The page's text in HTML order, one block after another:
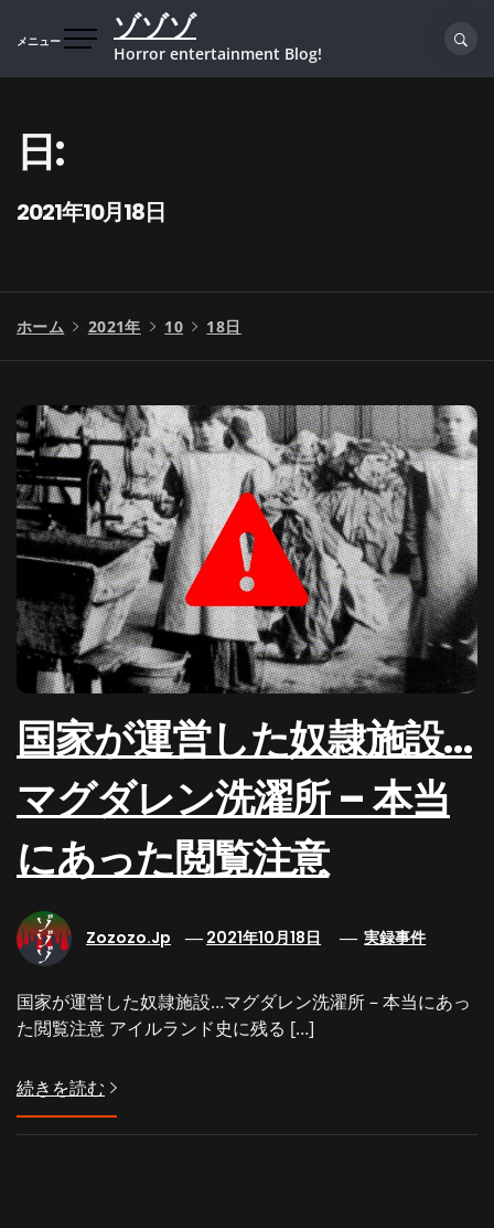
メニュー ゾゾゾ
Horror entertainment Blog!
日:
2021年10月18日
ホーム 2021年 10 18日
国家が運営した奴隷施設…
マグダレン洗濯所 – 本当
にあった閲覧注意
Zozozo.jp 2021年10月18日 実録事件
国家が運営した奴隷施設…マグダレン洗濯所 – 本当にあっ
た閲覧注意 アイルランド史に残る […]
続きを読む